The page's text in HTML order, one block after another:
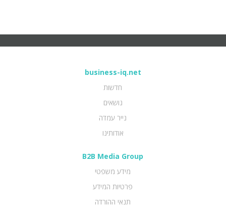
business-iq.net
חדשות
נושאים
נייר עמדה
אודותינו
B2B Media Group
מידע משפטי
פרטיות המידע
תנאי ההורדה